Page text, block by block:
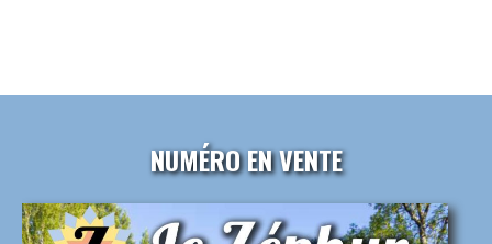
NUMÉRO EN VENTE